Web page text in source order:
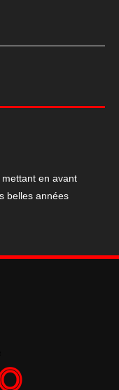
en avant
belles années